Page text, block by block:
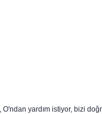
yardım istiyor, bizi